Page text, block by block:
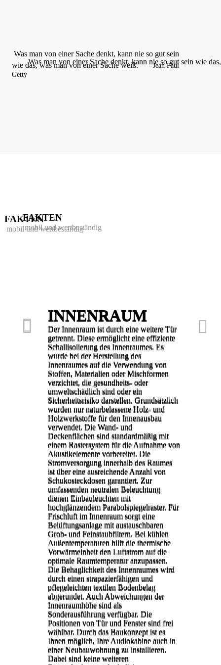

INNENRAUM
Der Innenraum ist durch eine weitere Tür
getrennt. Diese ermöglicht eine effiziente
Schallisolierung des Innenraumes. Es
wurde bei derHerstellung des
Innenraumes auf die Verwendung von
Stoffen, Materialien oder Mischformen
verzichtet, die gesundheits- oder
umweltschädlich sind oder ein
Sicherheitsrisiko darstellen. Grundsätzlich
wurden nurnaturbelassene Holz- und
Holzwerkstoffe für den Innenausbau
verwendet. Die Wand- und
Deckenflächen sind standardmäßig mit
einem Rastersystem für die Aufnahme von
Akustikelemente vorbereitet. Die
Stromversorgung innerhalb des Raumes
ist über eine ausreichendeAnzahl von
Schukosteckdosen garantiert. Zur
umfassenden neutralen Beleuchtung
dienen Einbauleuchten mit
hochglänzendem Parabolspiegelraster. Für
Frischluft im Innenraum sorgt eine
Belüftungsanlage mit austauschbaren
Grob- und Feinstaubfiltern. Bei kühlen
Außentemperaturen hilft die thermische
Vorwärmeinheit den Luftstrom auf die
optimale Raumtemperatur anzupassen.
Die Behaglichkeit des Innenraumes wird
durch einen strapazierfähigen und
pflegeleichten textilen Bodenbelag
abgerundet. Auch Abweichungen der
Innenraumhöhe sind als
Sonderausführung verfügbar. Die
Positionen von Tür und Fenster sind frei
wählbar. Durch das Baukonzept istes
Ihnen möglich, Ihre Audiokabine auch in
einer Neubauwohnung zu installieren.
Dabei sind keine weiteren

FAKTEN
mobil und wertbeständig
Was man von einer Sache denkt, kann nie so gut sein wie
INNENRAUM
Der Innenraum ist durch eine weitere Tür
getrennt. Diese ermöglicht eine effiziente
Schallisolierung des Innenraumes. Es
wurde bei derHerstellung des
Innenraumes auf die Verwendung von
Stoffen, Materialien oder Mischformen
verzichtet, die gesundheits- oder
umweltschädlich sind oder ein
Sicherheitsrisiko darstellen. Grundsätzlich
wurden nurnaturbelassene Holz- und
Holzwerkstoffe für den Innenausbau
verwendet. Die Wand- und
Deckenflächen sind standardmäßig mit
einem Rastersystem für die Aufnahme von
Akustikelemente vorbereitet. Die
Stromversorgung innerhalb des Raumes
ist über eine ausreichende Anzahl von
Schukosteckdosen garantiert. Zur
umfassenden neutralen Beleuchtung
dienen Einbauleuchten mit
hochglänzendem Parabolspiegelraster. Für
Frischluft im Innenraum sorgt eine
Belüftungsanlage mit austauschbaren
Grob- und Feinstaubfiltern. Bei kühlen
Außentemperaturen hilft die thermische
Vorwärmeinheit den Luftstrom auf die
optimale Raumtemperatur anzupassen.
Die Behaglichkeit des Innenraumes wird
durch einen strapazierfähigen und
pflegeleichten textilen Bodenbelag
abgerundet. Auch Abweichungen der
Innenraumhöhe sind als
Sonderausführung verfügbar. Die
Positionen von Tür und Fenster sind frei
wählbar. Durch das Baukonzept ist es
Ihnen möglich, Ihre Audiokabine auch in
einer Neubauwohnung zu installieren.
Dabei sind keine weiteren

FAKTEN
mobil und wertbeständig
Was man von einer Sache denkt, kann nie so gut sein
wie das,was man von einer Sacheweiß.
- Jean Paul
Getty